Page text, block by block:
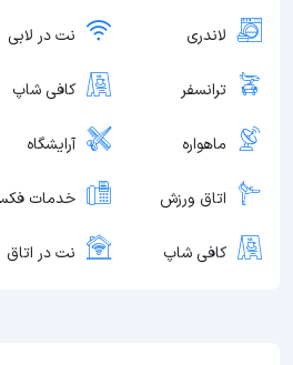
لاندری نت در لابی
ترانسفر کافی شاپ
ماهواره آرایشگاه
اتاق ورزش خدمات
کافی شاپ نت در اتاق